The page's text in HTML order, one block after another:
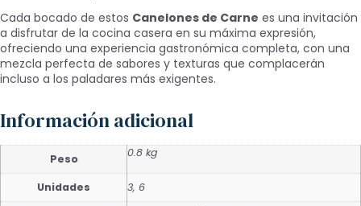
Cada bocado de estos Canelones de Carne es una invitación
a disfrutar de la cocina casera en su máxima expresión,
ofreciendo una experiencia gastronómica completa, con una
mezcla perfecta de sabores y texturas que complacerán
incluso a los paladares más exigentes.
Información adicional
Peso 0.8 kg
Unidades 3, 6